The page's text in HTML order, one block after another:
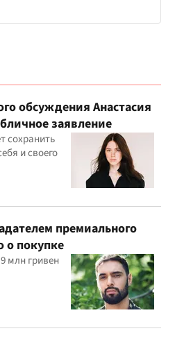
обсуждения Анастасия
заявление
сохранить
и своего
премиального
о покупке
млн гривен